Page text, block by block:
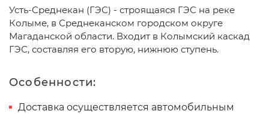
Усть-Среднекан (ГЭС) - строящаяся ГЭС на реке
Колыме, в Среднеканском городском округе
Магаданской области. Входит в Колымский каскад
ГЭС, составляя его вторую, нижнюю ступень.
Особенности:
Доставка осуществляется автомобильным